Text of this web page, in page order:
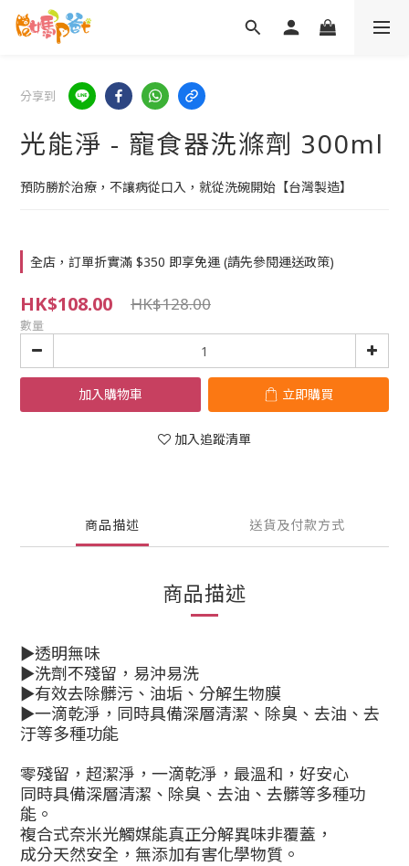
分享到
光能淨 - 寵食器洗滌劑 300ml
預防勝於治療，不讓病從口入，就從洗碗開始【台灣製造】
全店，訂單折實滿 $350 即享免運 (請先參閱運送政策)
HK$108.00 HK$128.00
數量
加入購物車 立即購買
加入追蹤清單
商品描述 送貨及付款方式
商品描述
►透明無味
►洗劑不殘留，易沖易洗
►有效去除髒污、油垢、分解生物膜
►一滴乾淨，同時具備深層清潔、除臭、去油、去
汙等多種功能
零殘留，超潔淨，一滴乾淨，最溫和，好安心
同時具備深層清潔、除臭、去油、去髒等多種功
能。
複合式奈米光觸媒能真正分解異味非覆蓋，
成分天然安全，無添加有害化學物質。